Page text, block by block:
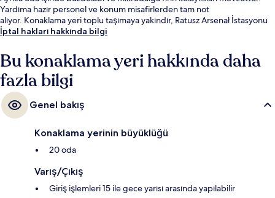
Yardıma hazır personel ve konum misafirlerden tam not
alıyor. Konaklama yeri toplu taşımaya yakındır, Ratusz Arsenał İstasyonu
10 dakikalık ve Muranów 06 Tramvay Durağı 10 dakikalık yürüme
İptal hakları hakkında bilgi
Bu konaklama yeri hakkında daha
fazla bilgi
Genel bakış
Konaklama yerinin büyüklüğü
20 oda
Varış/Çıkış
Giriş işlemleri 15 ile gece yarısı arasında yapılabilir